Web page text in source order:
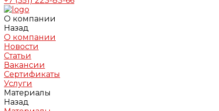
О компании
Назад
О компании
Новости
Статьи
Вакансии
Сертификаты
Услуги
Материалы
Назад